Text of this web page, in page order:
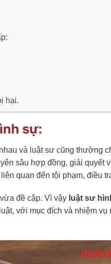
hại.
sự:
và luật sư cũng thường
sâu hợp đồng, giải
quan đến tội phạm, điều
đề cập. Vì vậy luật sư
với mục đích và nhiệm